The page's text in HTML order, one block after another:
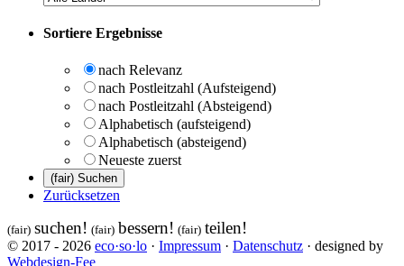
Sortiere Ergebnisse
nach Relevanz
nach Postleitzahl (Aufsteigend)
nach Postleitzahl (Absteigend)
Alphabetisch (aufsteigend)
Alphabetisch (absteigend)
Neueste zuerst
Zurücksetzen
(fair) suchen! (fair) bessern! (fair) teilen!
© 2017 - 2026 eco·so·lo · Impressum · Datenschutz · designed by
Webdesign-Fee